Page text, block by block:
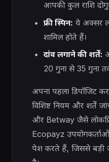
आपकी कुल राशि
फ्री स्पिन: ये अक्सर
शामिल होते हैं।
दांव लगाने की शर्तें:
20 गुना से 35 गुना
अपना पहला डिपॉजिट
विशिष्ट नियम और शर्तें
और Betway जैसे
Ecopayz
पेश करते हैं, जिससे बड़ी